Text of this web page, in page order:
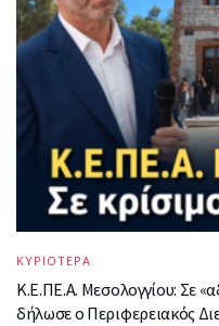
ΚΥΡΙΟΤΕΡΑ
Κ.Ε.ΠΕ.Α. Μεσολογγίου: Σε
δήλωσε ο Περιφερειακός